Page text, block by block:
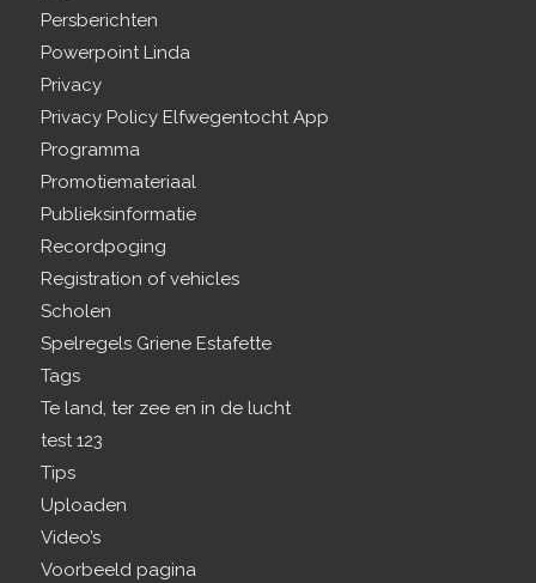
Persberichten
Powerpoint Linda
Privacy
Privacy Policy Elfwegentocht App
Programma
Promotiemateriaal
Publieksinformatie
Recordpoging
Registration of vehicles
Scholen
Spelregels Griene Estafette
Tags
Te land, ter zee en in de lucht
test 123
Tips
Uploaden
Video’s
Voorbeeld pagina